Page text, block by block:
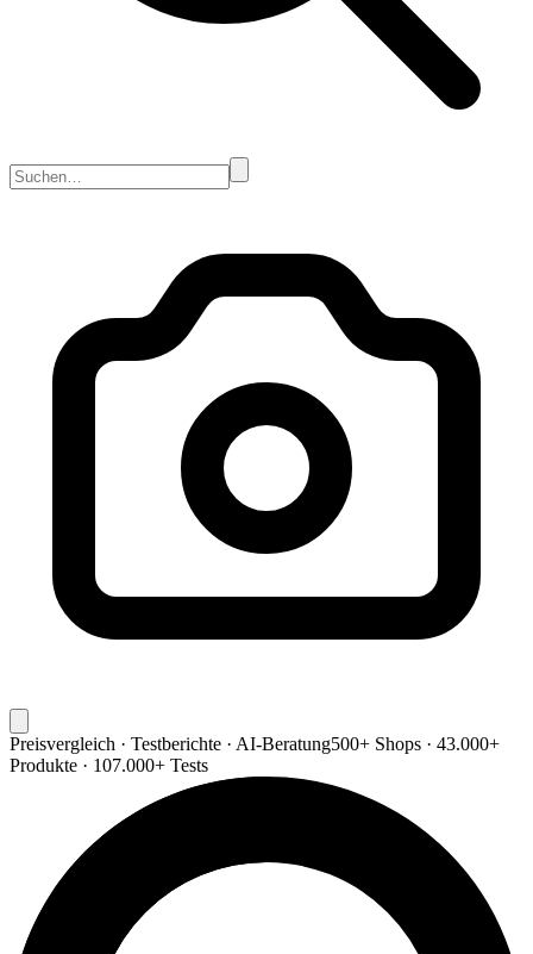
Preisvergleich · Testberichte · AI-Beratung500+ Shops · 43.000+
Produkte · 107.000+ Tests